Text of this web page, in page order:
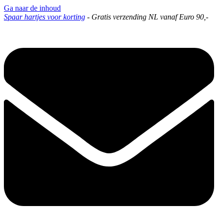
Ga naar de inhoud
Spaar hartjes voor korting - Gratis verzending NL vanaf Euro 90,-